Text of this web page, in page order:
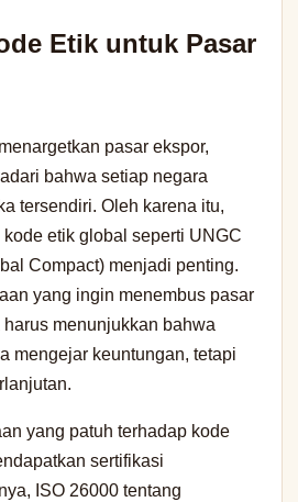
Etik untuk Pasar
pasar ekspor,
bahwa setiap negara
tersendiri. Oleh karena itu,
etik global seperti UNGC
Compact) menjadi penting.
yang ingin menembus pasar
harus menunjukkan bahwa
mengejar keuntungan, tetapi
yang patuh terhadap kode
sertifikasi
ISO 26000 tentang